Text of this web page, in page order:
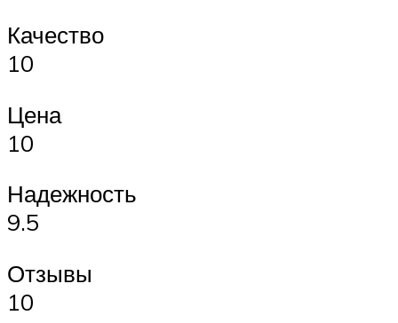
Качество
10
Цена
10
Надежность
9.5
Отзывы
10